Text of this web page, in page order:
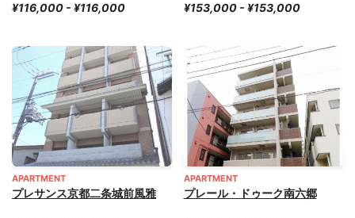
¥116,000 - ¥116,000 ¥153,000 - ¥153,000
APARTMENT
プレサンス京都二条城前風雅
APARTMENT
プレール・ドゥーク南六郷